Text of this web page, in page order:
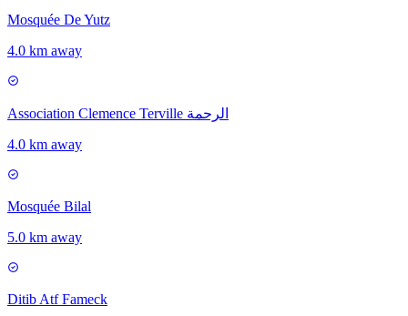
Mosquée De Yutz
4.0 km away
Association Clemence Terville الرحمة
4.0 km away
Mosquée Bilal
5.0 km away
Ditib Atf Fameck